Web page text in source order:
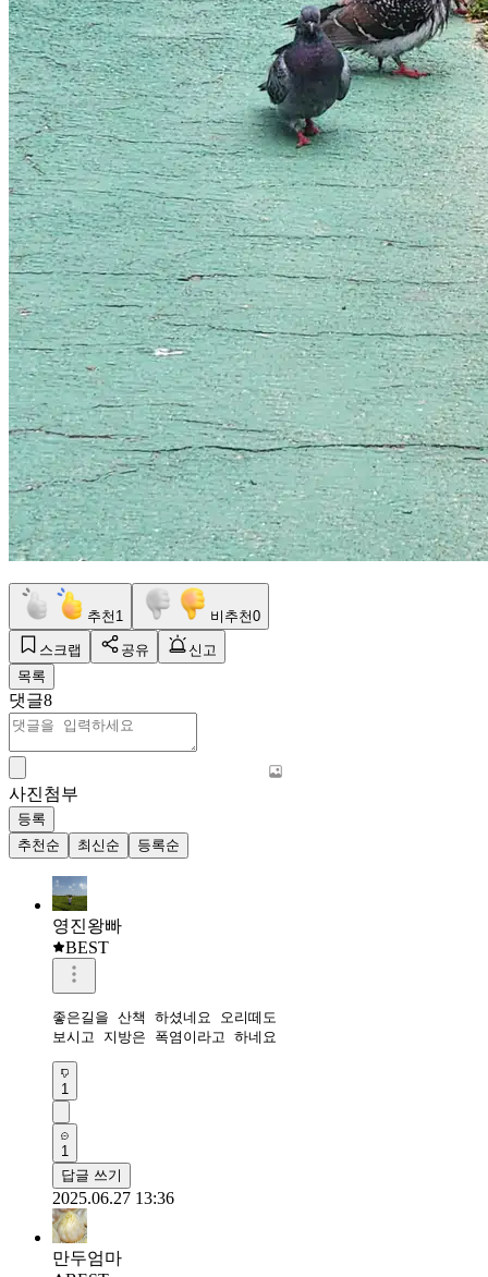
추천 1 비추천0
스크랩 공유
신고
목록
댓글8
사진첨부
등록
추천순
최신순 등록순
영진왕빠
BEST
좋은길을 산책 하셨네요 오리떼도
보시고 지방은 폭염이라고 하네요
1
1
답글 쓰기
2025.06.27 13:36
만두엄마